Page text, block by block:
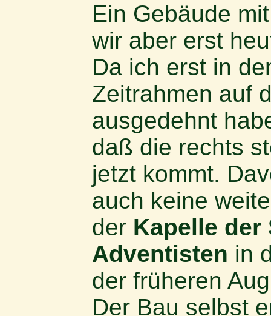
Ein Gebäude
wir aber erst
Da ich erst in
Zeitrahmen auf
ausgedehnt
daß die rechts
jetzt kommt.
auch keine
der Kapelle der
Adventisten in
der früheren
Der Bau selbst